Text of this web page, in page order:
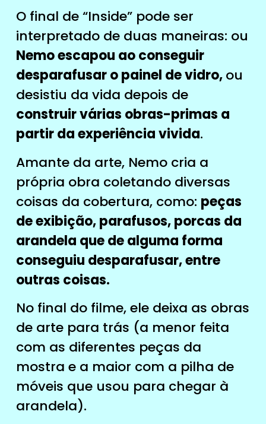
O final de “Inside” pode ser
interpretado de duas maneiras: ou
Nemo escapou ao conseguir
desparafusar o painel de vidro,ou
desistiu da vida depois de
construir várias obras-primas a
partir da experiência vivida.
Amante da arte, Nemo cria a
própria obra coletando diversas
coisas da cobertura, como: peças
de exibição, parafusos, porcas da
arandela que de alguma forma
conseguiu desparafusar, entre
outras coisas.
No final do filme, ele deixa as obras
de arte para trás (a menor feita
com as diferentes peças da
mostra e a maior com a pilha de
móveis que usou para chegar à
arandela).